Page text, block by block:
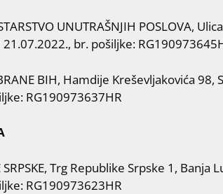
UNUTRAŠNJIH POSLOVA,
br. pošiljke:
BIH, Hamdije Kreševljakovića
RG190973637HR
SRPSKE, Trg Republike Srpske 1,
RG190973623HR